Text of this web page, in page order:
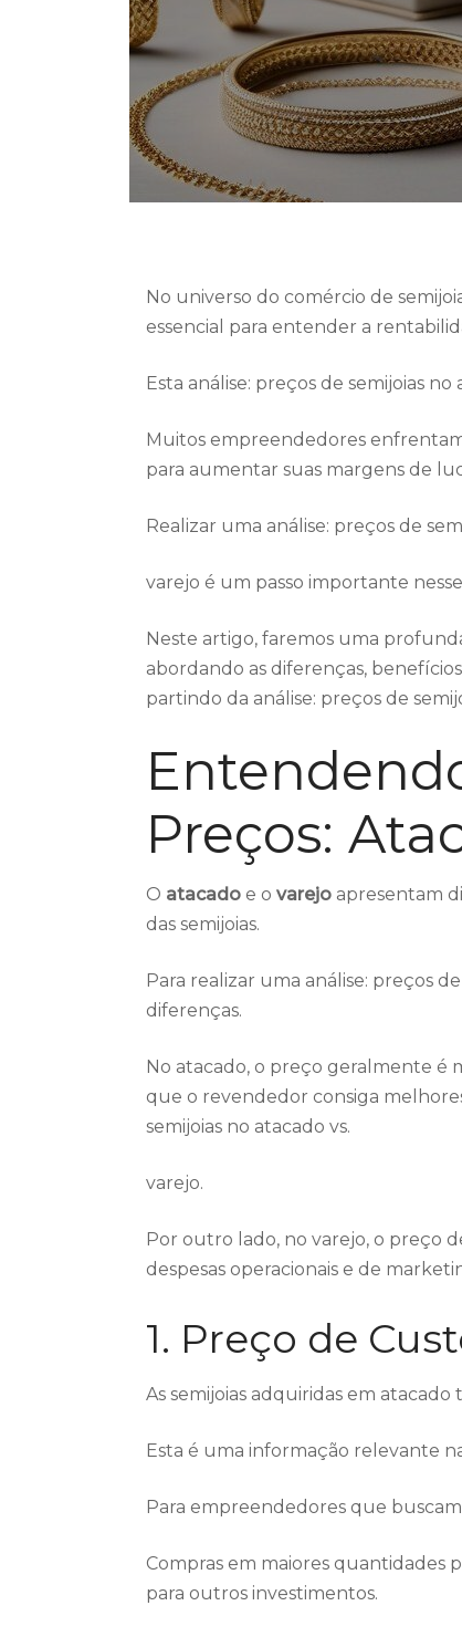
No universo do comércio de
essencial para entender a
Esta análise: preços de semijoias
Muitos empreendedores
para aumentar suas margens de
Realizar uma análise: preços de
varejo é um passo importante
Neste artigo, faremos uma
abordando as diferenças,
partindo da análise: preços de
Preços:
O atacado e o varejo apresentam
das semijoias.
Para realizar uma análise: preços
diferenças.
No atacado, o preço geralmente é
que o revendedor consiga
semijoias no atacado vs.
varejo.
Por outro lado, no varejo, o preço
despesas operacionais e de
1. Preço de
As semijoias adquiridas em atacado
Esta é uma informação relevante
Para empreendedores que
Compras em maiores quantidades
para outros investimentos.